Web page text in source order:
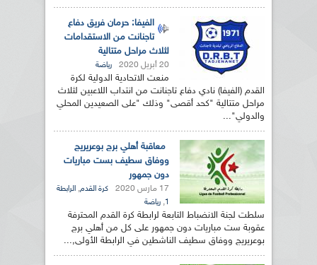
الفيفا: حرمان فريق دفاع
تاجنانت من الاستقدامات
لثلاث مراحل متتالية
20 أبريل 2020 رياضة
منعت الاتحادية الدولية لكرة
القدم (الفيفا) نادي دفاع تاجنانت من انتداب اللاعبين لثلاث
مراحل متتالية "كحد أقصى" وذلك "على الصعيدين المحلي
والدولي"...
معاقبة أهلي برج بوعريريج
ووفاق سطيف بست مباريات
دون جمهور
17 مارس 2020 كرة القدم, الرابطة
1
, رياضة
سلطت لجنة الانضباط التابعة لرابطة كرة القدم المحترفة
عقوبة ست مباريات دون جمهور على كل من أهلي برج
بوعريريج ووفاق سطيف الناشطين في الرابطة الأولى,...